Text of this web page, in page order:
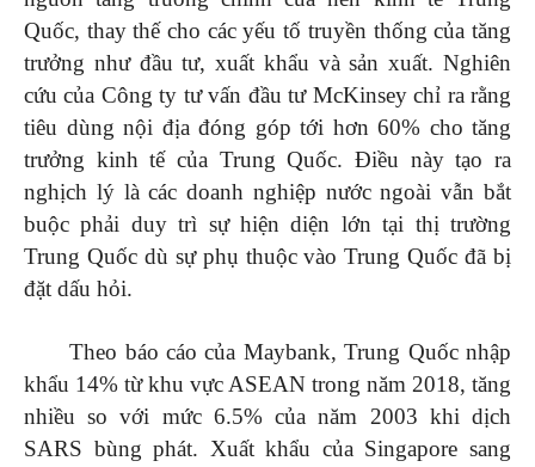
Quốc, thay thế cho các yếu tố truyền thống của tăng
trưởng như đầu tư, xuất khẩu và sản xuất. Nghiên
cứu của Công ty tư vấn đầu tư McKinsey chỉ ra rằng
tiêu dùng nội địa đóng góp tới hơn 60% cho tăng
trưởng kinh tế của Trung Quốc. Điều này tạo ra
nghịch lý là các doanh nghiệp nước ngoài vẫn bắt
buộc phải duy trì sự hiện diện lớn tại thị trường
Trung Quốc dù sự phụ thuộc vào Trung Quốc đã bị
đặt dấu hỏi.
Theo báo cáo của Maybank, Trung Quốc nhập
khẩu 14% từ khu vực ASEAN trong năm 2018, tăng
nhiều so với mức 6.5% của năm 2003 khi dịch
SARS bùng phát. Xuất khẩu của Singapore sang